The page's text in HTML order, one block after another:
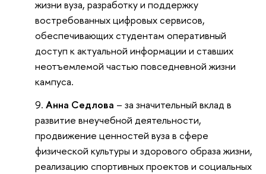
жизни вуза, разработку и поддержку
востребованных цифровых сервисов,
обеспечивающих студентам оперативный
доступ к актуальной информации и ставших
неотъемлемой частью повседневной жизни
кампуса.
Анна Седлова – за значительный вклад в
развитие внеучебной деятельности,
продвижение ценностей вуза в сфере
физической культуры и здорового образа жизни,
реализацию спортивных проектов и социальных